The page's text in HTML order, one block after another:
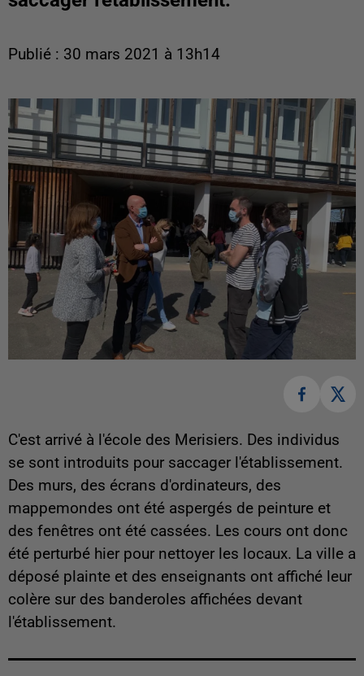
Publié : 30 mars 2021 à 13h14
C'est arrivé à l'école des Merisiers. Des individus
se sont introduits pour saccager l'établissement.
Des murs, des écrans d'ordinateurs, des
mappemondes ont été aspergés de peinture et
des fenêtres ont été cassées. Les cours ont donc
été perturbé hier pour nettoyer les locaux. La ville a
déposé plainte et des enseignants ont affiché leur
colère sur des banderoles affichées devant
l'établissement.